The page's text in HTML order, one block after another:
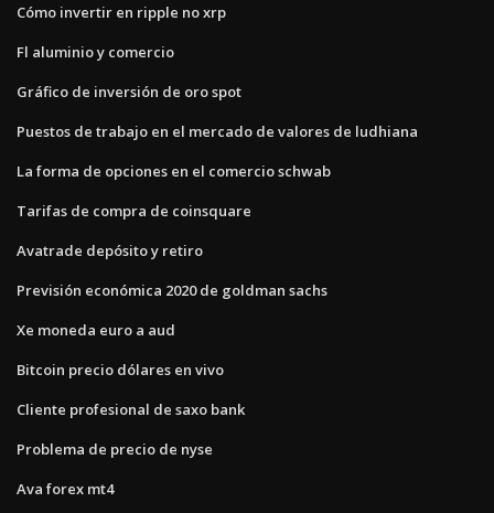
Cómo invertir en ripple no xrp
Fl aluminio y comercio
Gráfico de inversión de oro spot
Puestos de trabajo en el mercado de valores de ludhiana
La forma de opciones en el comercio schwab
Tarifas de compra de coinsquare
Avatrade depósito y retiro
Previsión económica 2020 de goldman sachs
Xe moneda euro a aud
Bitcoin precio dólares en vivo
Cliente profesional de saxo bank
Problema de precio de nyse
Ava forex mt4